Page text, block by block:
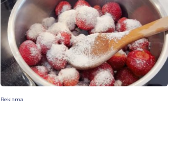
Reklama